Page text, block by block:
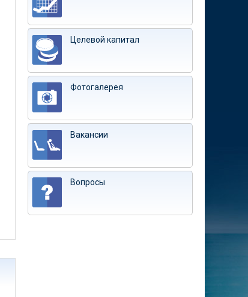
Целевой капитал
Фотогалерея
Вакансии
Вопросы